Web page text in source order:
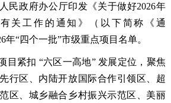
民政府办公厅印发《关于做好2026年
关工作的通知》（以下简称《通
年“四个一批”市级重点项目名单。
目紧扣 “六区一高地” 发展定位，聚焦
行区、内陆开放国际合作引领区、超
区、城乡融合乡村振兴示范区、美丽